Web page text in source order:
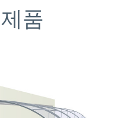
제품